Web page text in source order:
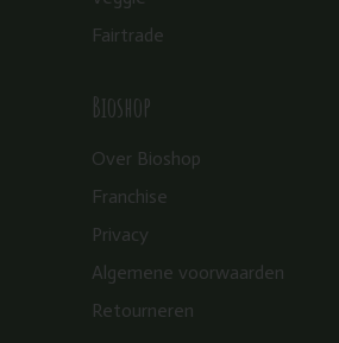
Fairtrade
Bioshop
Over Bioshop
Franchise
Privacy
Algemene voorwaarden
Retourneren